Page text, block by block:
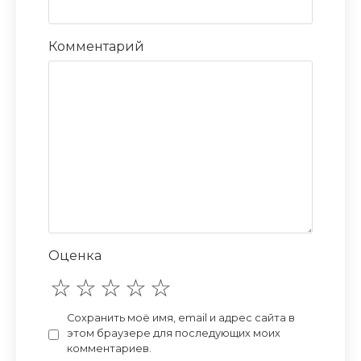
Комментарий
Оценка
Сохранить моё имя, email и адрес сайта в
этом браузере для последующих моих
комментариев.